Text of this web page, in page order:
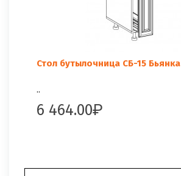
Стол бутылочница СБ-15 Бьянка
..
6 464.00